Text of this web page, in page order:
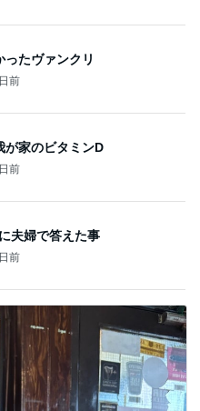
たヴァンクリ
前
が家のビタミンD
前
夫婦で答えた事
前